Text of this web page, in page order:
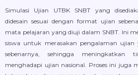
Simulasi Ujian UTBK SNBT yang
didesain sesuai dengan format ujian
mata pelajaran yang diuji dalam SNBT. Ini
siswa untuk merasakan pengalaman
sebenarnya, sehingga meningkatkan
menghadapi ujian nasional. Proses ini juga